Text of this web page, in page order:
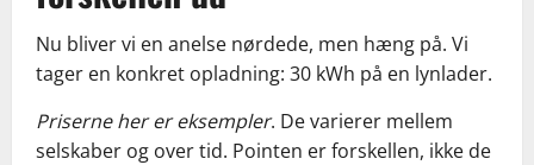
Nu bliver vi en anelse nørdede, men hæng på. Vi
tager en konkret opladning: 30 kWh på en lynlader.
Priserne her er eksempler. De varierer mellem
selskaber og over tid. Pointen er forskellen, ikke de